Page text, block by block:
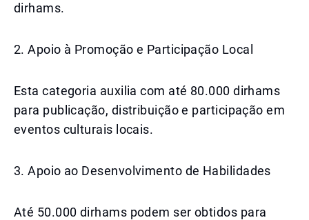
dirhams.
2. Apoio à Promoção e Participação Local
Esta categoria auxilia com até 80.000 dirhams
para publicação, distribuição e participação em
eventos culturais locais.
3. Apoio ao Desenvolvimento de Habilidades
Até 50.000 dirhams podem ser obtidos para